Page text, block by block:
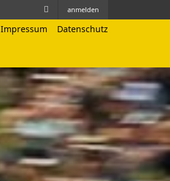
anmelden
Impressum Datenschutz